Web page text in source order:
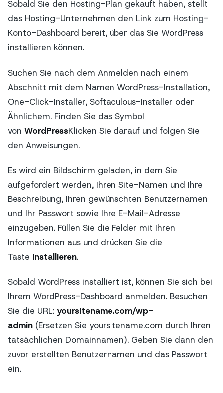
Sobald Sie den Hosting-Plan gekauft haben, stellt
das Hosting-Unternehmen den Link zum Hosting-
Konto-Dashboard bereit, über das Sie WordPress
installieren können.
Suchen Sie nach dem Anmelden nach einem
Abschnitt mit dem Namen WordPress-Installation,
One-Click-Installer, Softaculous-Installer oder
Ähnlichem. Finden Sie das Symbol
von WordPressKlicken Sie darauf und folgen Sie
den Anweisungen.
Es wird ein Bildschirm geladen, in dem Sie
aufgefordert werden, Ihren Site-Namen und Ihre
Beschreibung, Ihren gewünschten Benutzernamen
und Ihr Passwort sowie Ihre E-Mail-Adresse
einzugeben. Füllen Sie die Felder mit Ihren
Informationen aus und drücken Sie die
Taste Installieren.
Sobald WordPress installiert ist, können Sie sich bei
Ihrem WordPress-Dashboard anmelden. Besuchen
Sie die URL: yoursitename.com/wp-
admin (Ersetzen Sie yoursitename.com durch Ihren
tatsächlichen Domainnamen). Geben Sie dann den
zuvor erstellten Benutzernamen und das Passwort
ein.